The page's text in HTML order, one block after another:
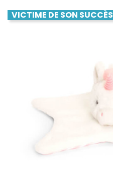
VICTIME DE SON SUCCÈS